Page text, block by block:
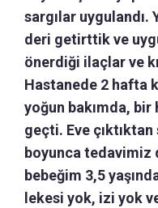
sargılar uygulandı.
deri getirttik ve
önerdiği ilaçlar ve
Hastanede 2 hafta
yoğun bakımda,
geçti. Eve
boyunca tedavimiz
bebeğim 3,5
lekesi yok, izi yok